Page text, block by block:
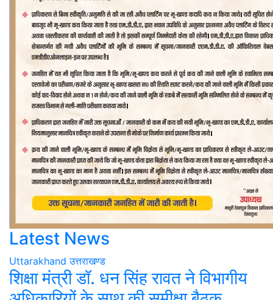
Latest News
Uttarakhand उत्तराखण्ड
शिक्षा मंत्री डॉ. धन सिंह रावत ने विभागीय